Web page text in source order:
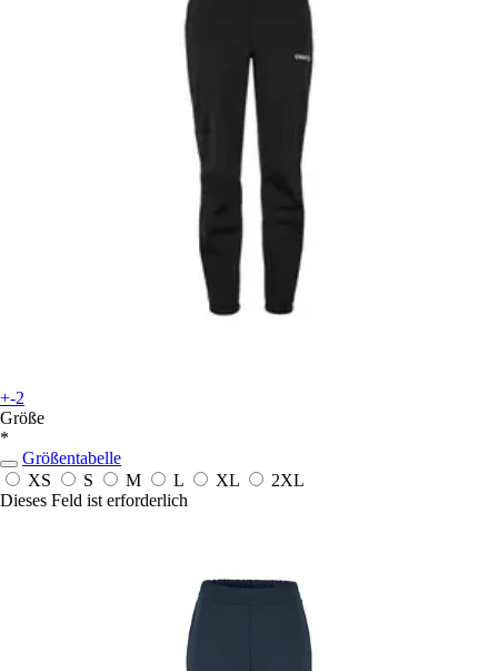
+-2
Größe
*
Größentabelle
XS
S M L XL
2XL
Dieses Feld ist erforderlich